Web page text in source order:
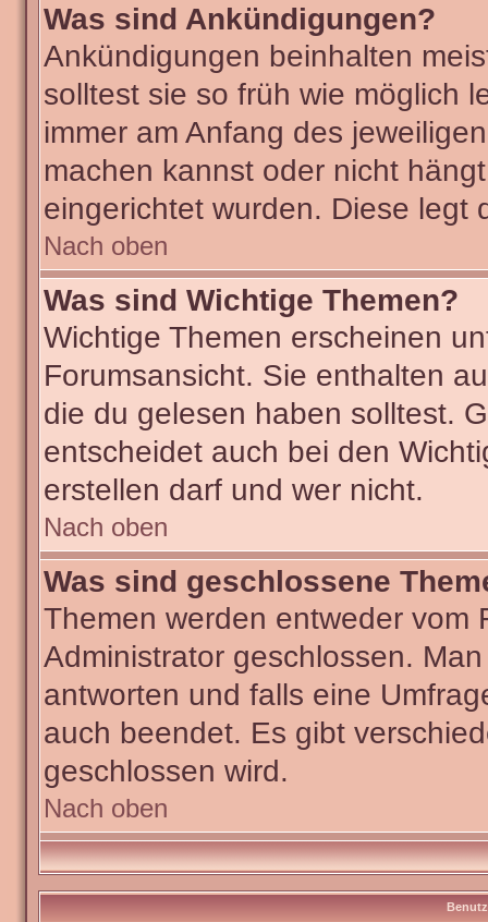
Was sind Ankündigungen?
Ankündigungen beinhalten
solltest sie so früh wie möglich
immer am Anfang des
machen kannst oder nicht
eingerichtet wurden. Diese legt
Nach oben
Was sind Wichtige Themen?
Wichtige Themen erscheinen
Forumsansicht. Sie enthalten
die du gelesen haben solltest.
entscheidet auch bei den
erstellen darf und wer nicht.
Nach oben
Was sind geschlossene
Themen werden entweder vom
Administrator geschlossen.
antworten und falls eine
auch beendet. Es gibt
geschlossen wird.
Nach oben